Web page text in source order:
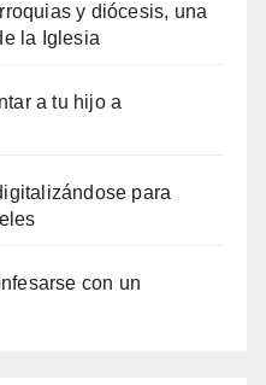
y diócesis, una
la Iglesia
a tu hijo a
para
con un